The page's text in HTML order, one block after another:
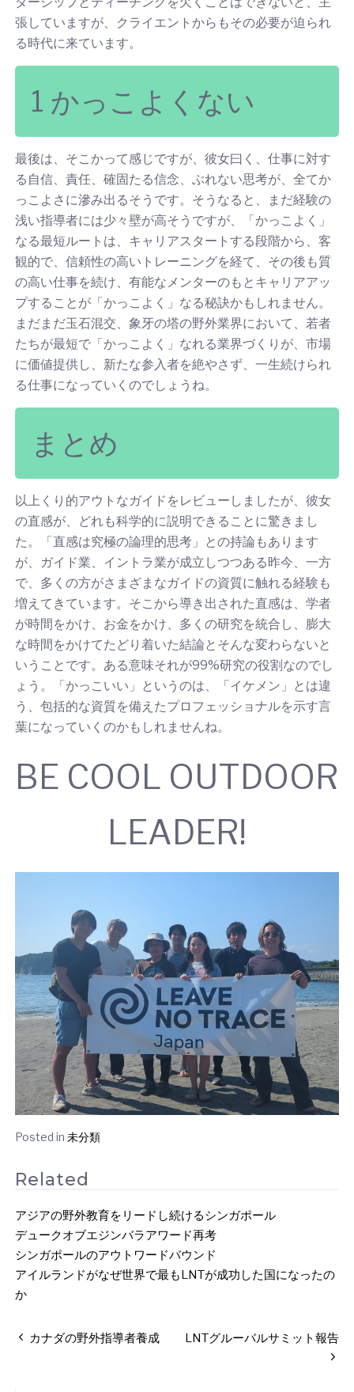
張していますが、クライエントからもその必要が迫られ
る時代に来ています。
1 かっこよくない
最後は、そこかって感じですが、彼女曰く、仕事に対す
る自信、責任、確固たる信念、ぶれない思考が、全てか
っこよさに滲み出るそうです。そうなると、まだ経験の
浅い指導者には少々壁が高そうですが、「かっこよく」
なる最短ルートは、キャリアスタートする段階から、客
観的で、信頼性の高いトレーニングを経て、その後も質
の高い仕事を続け、有能なメンターのもとキャリアアッ
プすることが「かっこよく」なる秘訣かもしれません。
まだまだ玉石混交、象牙の塔の野外業界において、若者
たちが最短で「かっこよく」なれる業界づくりが、市場
に価値提供し、新たな参入者を絶やさず、一生続けられ
る仕事になっていくのでしょうね。
まとめ
以上くり的アウトなガイドをレビューしましたが、彼女
の直感が、どれも科学的に説明できることに驚きまし
た。「直感は究極の論理的思考」との持論もあります
が、ガイド業、イントラ業が成立しつつある昨今、一方
で、多くの方がさまざまなガイドの資質に触れる経験も
増えてきています。そこから導き出された直感は、学者
が時間をかけ、お金をかけ、多くの研究を統合し、膨大
な時間をかけてたどり着いた結論とそんな変わらないと
いうことです。ある意味それが99%研究の役割なのでし
ょう。「かっこいい」というのは、「イケメン」とは違
う、包括的な資質を備えたプロフェッショナルを示す言
葉になっていくのかもしれませんね。
BE COOL OUTDOOR
LEADER!
Posted in 未分類
Related
アジアの野外教育をリードし続けるシンガポール
デュークオブエジンバラアワード再考
シンガポールのアウトワードバウンド
アイルランドがなぜ世界で最もLNTが成功した国になったの
か
投カナダの野外指導者養成 LNTグルーバルサミット報告